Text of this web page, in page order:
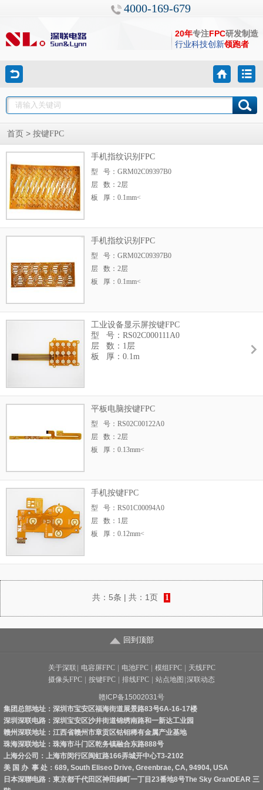
4000-169-679
20年专注FPC研发制造
行业科技创新领跑者
首页 > 按键FPC
手机指纹识别FPC
型 号：GRM02C09397B0
层 数：2层
板 厚：0.1mm<
手机指纹识别FPC
型 号：GRM02C09397B0
层 数：2层
板 厚：0.1mm<
工业设备显示屏按键FPC
型 号：RS02C000111A0
层 数：1层
板 厚：0.1m
平板电脑按键FPC
型 号：RS02C00122A0
层 数：2层
板 厚：0.13mm<
手机按键FPC
型 号：RS01C00094A0
层 数：1层
板 厚：0.12mm<
共： 5条 | 共： 1页 1
回到顶部
关于深联 电容屏FPC 电池FPC 模组FPC
天线FPC
摄像头FPC
按键FPC 排线FPC 站点地图 深联动态
赣ICP备15002031号
集团总部地址：深圳市宝安区福海街道展景路83号6A-16-17楼
深圳深联电路：深圳宝安区沙井街道锦绣南路和一新达工业园
赣州深联地址：江西省赣州市章贡区钴钼稀有金属产业基地
珠海深联地址：珠海市斗门区乾务镇融合东路888号
上海分公司：上海市闵行区闽虹路166弄城开中心T3-2102
美 国 办 事 处：689, South Eliseo Drive, Greenbrae, CA, 94904, USA
日本深聯电路：東京都千代田区神田錦町一丁目23番地8号The Sky GranDEAR 三